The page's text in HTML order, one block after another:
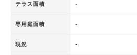
テラス面積 -
専用庭面積 -
現況 -